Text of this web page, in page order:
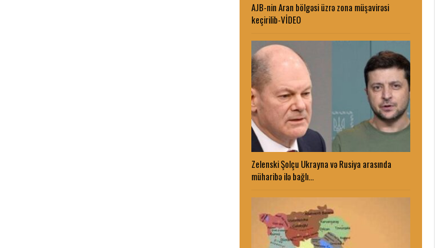
AJB-nin Aran bölgəsi üzrə zona müşavirəsi
keçirilib-VİDEO
Zelenski Şolçu Ukrayna və Rusiya arasında
müharibə ilə bağlı…